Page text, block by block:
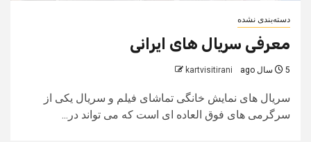
دسته‌بندی نشده
معرفی سریال های ایرانی
5 سال ago kartvisitirani
سریال های نمایش خانگی تماشای فیلم و سریال یکی از
سرگرمی های فوق العاده ای است که می تواند در...